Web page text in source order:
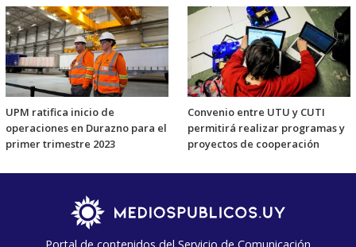
UPM ratifica inicio de
operaciones en Durazno para el
primer trimestre 2023
Convenio entre UTU y CUTI
permitirá realizar programas y
proyectos de cooperación